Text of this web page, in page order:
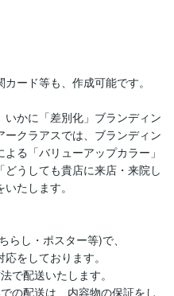
ード等も、作成可能です。
かに「差別化」ブランディン
クラアスでは、ブランディン
る「バリューアップカラー」
うしても貴店に来店・来院し
たします。
し・ポスター等)で、
をしております。
で配送いたします。
の配送は、内容物の保証をし